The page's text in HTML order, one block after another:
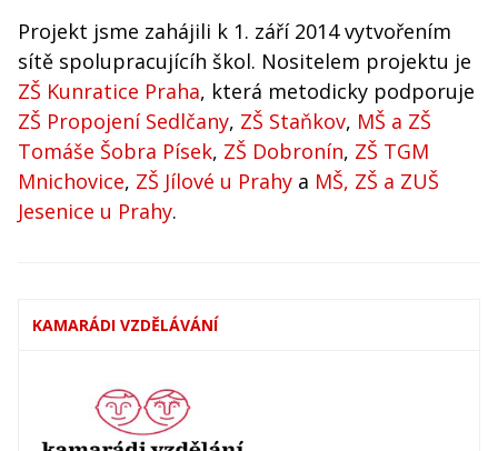
Projekt jsme zahájili k 1. září 2014 vytvořením
sítě spolupracujícíh škol. Nositelem projektu je
ZŠ Kunratice Praha, která metodicky podporuje
ZŠ Propojení Sedlčany, ZŠ Staňkov, MŠ a ZŠ
Tomáše Šobra Písek, ZŠ Dobronín, ZŠ TGM
Mnichovice, ZŠ Jílové u Prahy a MŠ, ZŠ a ZUŠ
Jesenice u Prahy.
KAMARÁDI VZDĚLÁVÁNÍ